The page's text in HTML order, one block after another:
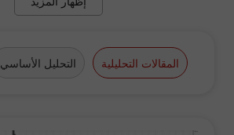
المقالات التحليلية التحليل الأساسي